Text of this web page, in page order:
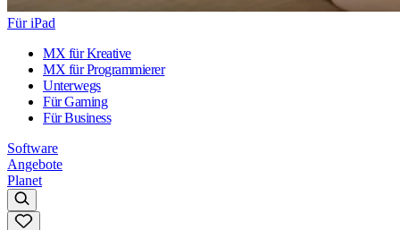
Für iPad
MX für Kreative
MX für Programmierer
Unterwegs
Für Gaming
Für Business
Software
Angebote
Planet